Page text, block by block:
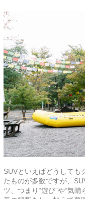
SUVといえばどうしても
たものが多数ですが、
ツ、つまり“遊び”や“気